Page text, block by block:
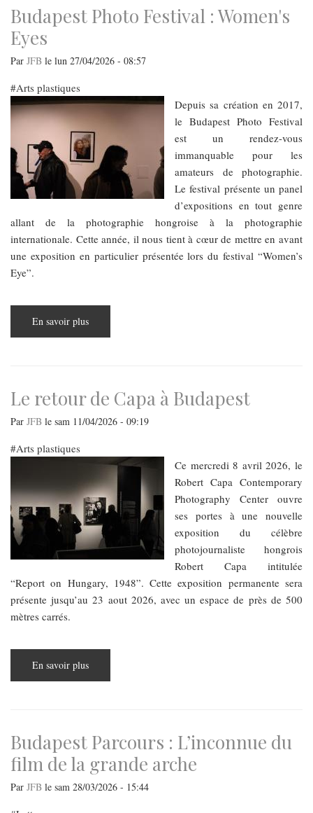
l’œuvre
de
Károly
sa
«
»
Budapest Photo Festival : Women's
Eyes
Par JFB le lun 27/04/2026 - 08:57
Arts plastiques
Depuis sa création en 2017,
le Budapest Photo Festival
est un rendez-vous
immanquable pour les
amateurs de photographie.
Le festival présente un panel
d’expositions en tout genre
allant de la photographie hongroise à la photographie
internationale. Cette année, il nous tient à cœur de mettre en avant
une exposition en particulier présentée lors du festival “Women’s
Eye”.
En savoir plus
Photo
Le retour de Capa à Budapest
Par JFB le sam 11/04/2026 - 09:19
Arts plastiques
Ce mercredi 8 avril 2026, le
Robert Capa Contemporary
Photography Center ouvre
ses portes à une nouvelle
exposition du célèbre
photojournaliste hongrois
Robert Capa intitulée
“Report on Hungary, 1948”. Cette exposition permanente sera
présente jusqu’au 23 aout 2026, avec un espace de près de 500
mètres carrés.
En savoir plus
retour
Budapest Parcours : L’inconnue du
film de la grande arche
Par JFB le sam 28/03/2026 - 15:44